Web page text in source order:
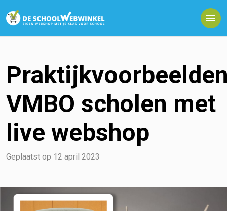
VMBO scholen met
live webshop
Geplaatst op 12 april 2023